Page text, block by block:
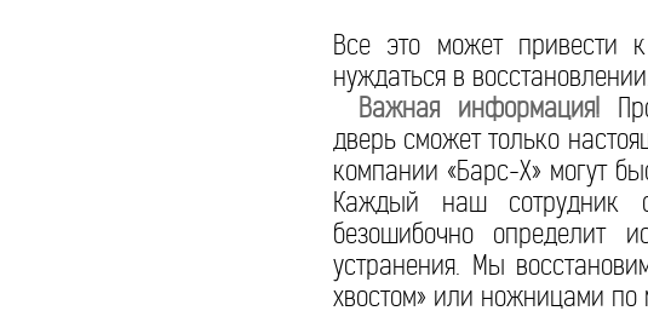
Все это может привести
нуждаться в
Важная информация!
дверь сможет только
компании «Барс-Х» могут
Каждый наш сотрудник
безошибочно определит
устранения. Мы
хвостом» или ножницами по